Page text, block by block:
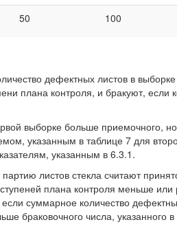
50 100
дефектных листов в
плана контроля, и бракуют,
выборке больше приемочного,
указанным в таблице 7 для
указанным в 6.3.1.
листов стекла считают
плана контроля меньше
суммарное количество
браковочного числа, указанного